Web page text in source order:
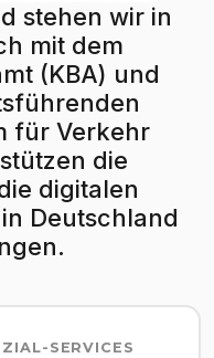
stehen wir in
mit dem
(KBA) und
für Verkehr
die
digitalen
Deutschland
SERVICES